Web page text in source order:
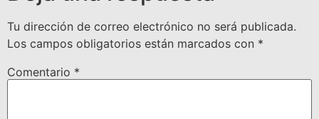
Tu dirección de correo electrónico no será publicada.
Los campos obligatorios están marcados con *
Comentario *